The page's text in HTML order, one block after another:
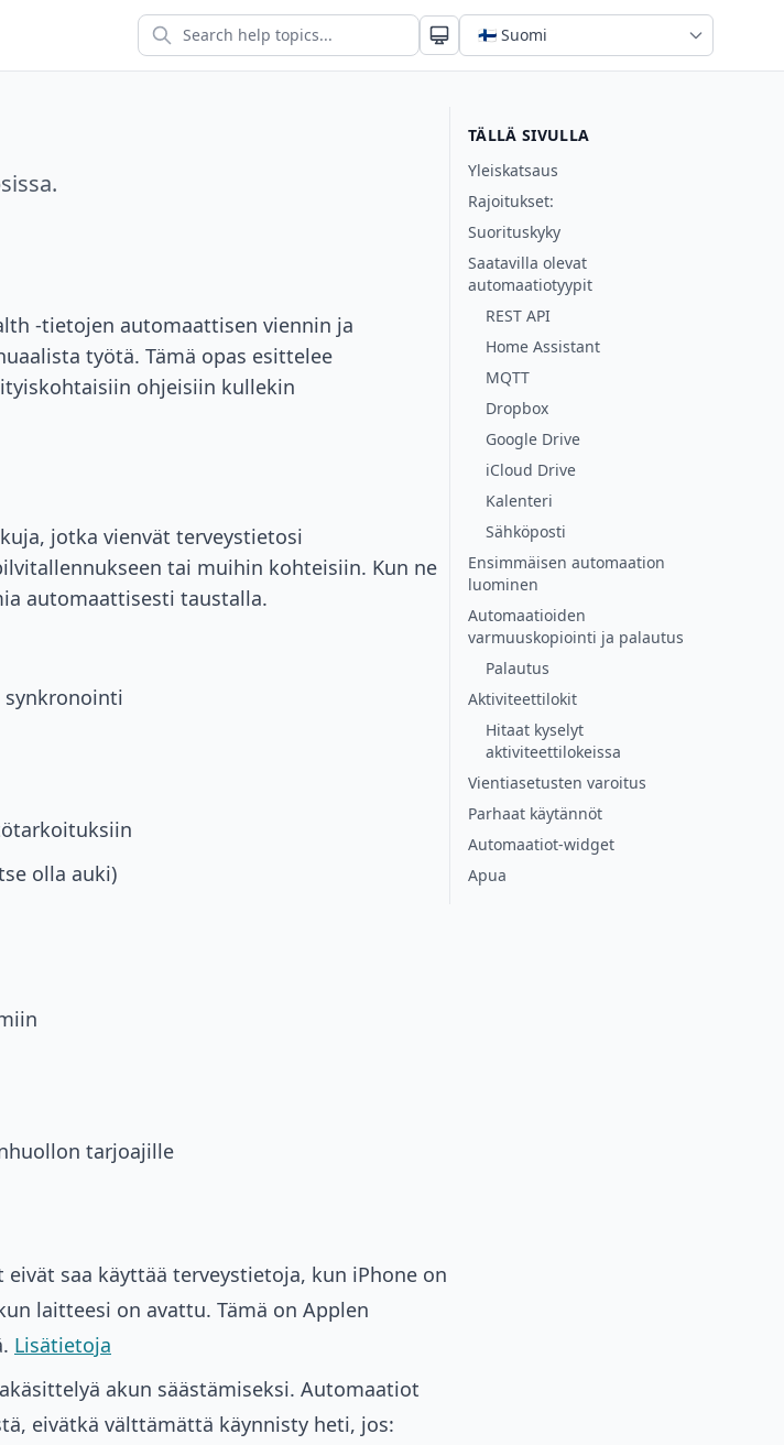
-tietojen automaattisen viennin ja
työtä. Tämä opas esittelee
ohjeisiin kullekin
jotka vienvät terveystietosi
tai muihin kohteisiin. Kun ne
automaattisesti taustalla.
olla auki)
tarjoajille
eivät saa käyttää terveystietoja, kun iPhone on
laitteesi on avattu. Tämä on Applen
Lisätietoja
akun säästämiseksi. Automaatiot
eivätkä välttämättä käynnisty heti, jos:
TÄLLÄ SIVULLA
Yleiskatsaus
Rajoitukset:
Suorituskyky
Saatavilla olevat
automaatiotyypit
REST API
Home Assistant
MQTT
Dropbox
Google Drive
iCloud Drive
Kalenteri
Sähköposti
Ensimmäisen automaation
luominen
Automaatioiden
varmuuskopiointi ja palautus
Palautus
Aktiviteettilokit
Hitaat kyselyt
aktiviteettilokeissa
Vientiasetusten varoitus
Parhaat käytännöt
Automaatiot-widget
Apua